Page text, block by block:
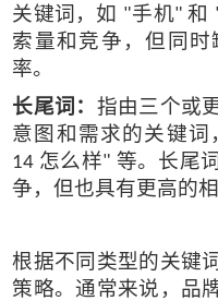
关键词，如 "手机"和
索量和竞争，但同
率。
长尾词： 指由三个或
意图和需求的关键词
14 怎么样" 等。长尾
争，但也具有更高的
根据不同类型的关键
策略。通常来说，品